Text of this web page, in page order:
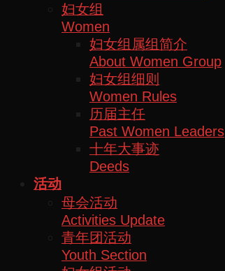
妇女组
Women
妇女组属组简介
About Women Group
妇女组细则
Women Rules
历届主任
Past Women Leaders
十年大事迹
Deeds
活动
母会活动
Activities Update
青年团活动
Youth Section